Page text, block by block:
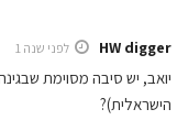
HW digger לפני שנה 1
יואב, יש סיבה מסוימת
הישראלית)?